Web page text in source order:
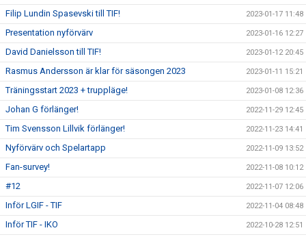
Filip Lundin Spasevski till TIF! 2023-01-17 11:48
Presentation nyförvärv 2023-01-16 12:27
David Danielsson till TIF! 2023-01-12 20:45
Rasmus Andersson är klar för säsongen 2023 2023-01-11 15:21
Träningsstart 2023 + truppläge! 2023-01-08 12:36
Johan G förlänger! 2022-11-29 12:45
Tim Svensson Lillvik förlänger! 2022-11-23 14:41
Nyförvärv och Spelartapp 2022-11-09 13:52
Fan-survey! 2022-11-08 10:12
#12 2022-11-07 12:06
Inför LGIF - TIF 2022-11-04 08:48
Inför TIF - IKO 2022-10-28 12:51